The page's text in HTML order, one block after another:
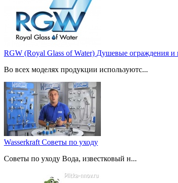
RGW (Royal Glass of Water) Душевые ограждения
Во всех моделях продукции используютс...
Wasserkraft Советы по уходу
Советы по уходу Вода, известковый н...